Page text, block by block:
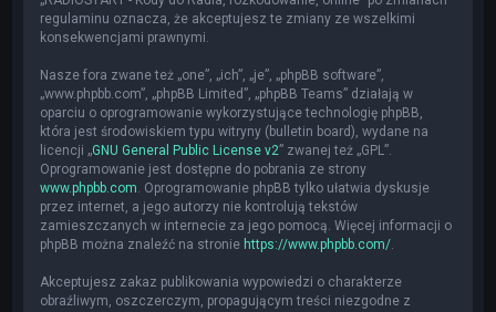
regulaminu oznacza, że akceptujesz te zmiany ze wszelkimi
konsekwencjami prawnymi.
Nasze fora zwane też „one”, „ich”, „je”, „phpBB software”,
„www.phpbb.com”, „phpBB Limited”, „phpBB Teams” działają w
oparciu o oprogramowanie wykorzystujące technologię phpBB,
która jest środowiskiem typu witryny (bulletin board), wydane na
licencji „GNU General Public License v2” zwanej też „GPL”.
Oprogramowanie jest dostępne do pobrania ze strony
www.phpbb.com . Oprogramowanie phpBB tylko ułatwia dyskusje
przez internet, a jego autorzy nie kontrolują tekstów
zamieszczanych w internecie za jego pomocą. Więcej informacji o
phpBB można znaleźć na stronie https://www.phpbb.com/
Akceptujesz zakaz publikowania wypowiedzi o charakterze
obraźliwym, oszczerczym, propagującym treści niezgodne z